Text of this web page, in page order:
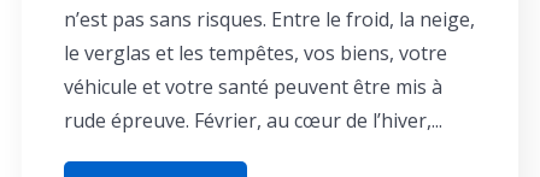
n’est pas sans risques. Entre le froid, la neige,
le verglas et les tempêtes, vos biens, votre
véhicule et votre santé peuvent être mis à
rude épreuve. Février, au cœur de l’hiver,...